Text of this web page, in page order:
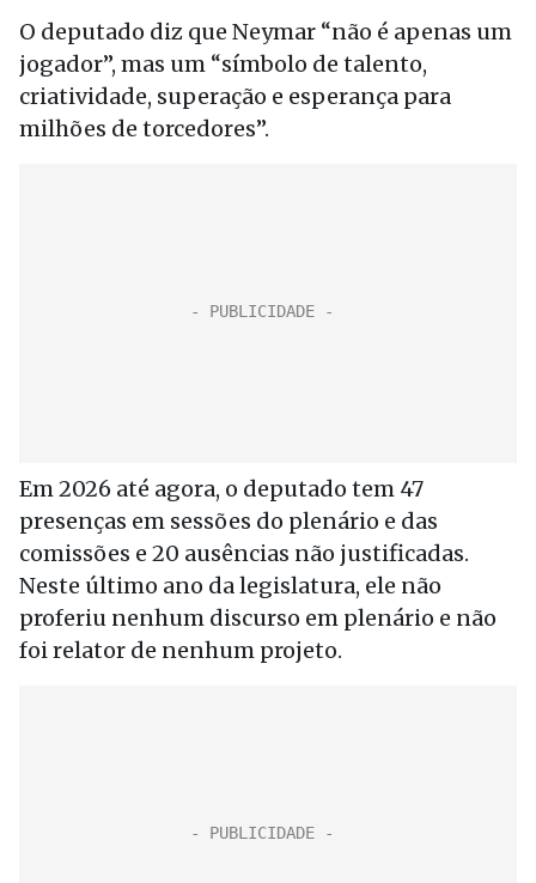
O deputado diz que Neymar “não é apenas um
jogador”, mas um “símbolo de talento,
criatividade, superação e esperança para
milhões de torcedores”.
Em 2026 até agora, o deputado tem 47
presenças em sessões do plenário e das
comissões e 20 ausências não justificadas.
Neste último ano da legislatura, ele não
proferiu nenhum discurso em plenário e não
foi relator de nenhum projeto.